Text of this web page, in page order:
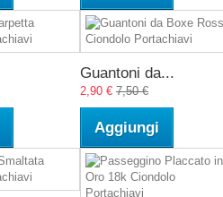
Guantoni da...
2,90 € 7,50 €
Aggiungi